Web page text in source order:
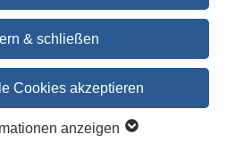
& schließen
Cookies akzeptieren
anzeigen